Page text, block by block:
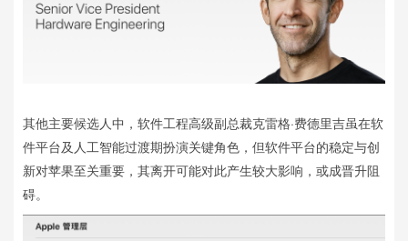
其他主要候选人中，软件工程高级副总裁克雷格·费德里吉虽在软
件平台及人工智能过渡期扮演关键角色，但软件平台的稳定与创
新对苹果至关重要，其离开可能对此产生较大影响，或成晋升阻
碍。